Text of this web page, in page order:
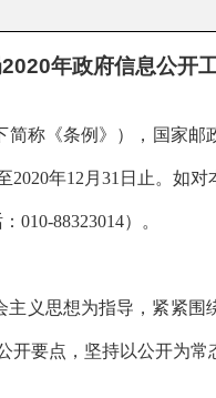
年政府信息公开
称《条例》），国家邮
2020年12 月31 日止。如
010-88323014）。
义思想为指导，紧紧
开要点，坚持以公开为常